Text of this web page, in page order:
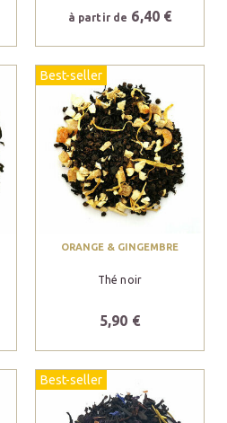
à partir de 6,40 €
Best-seller
ORANGE & GINGEMBRE
Thé noir
5,90 €
Best-seller